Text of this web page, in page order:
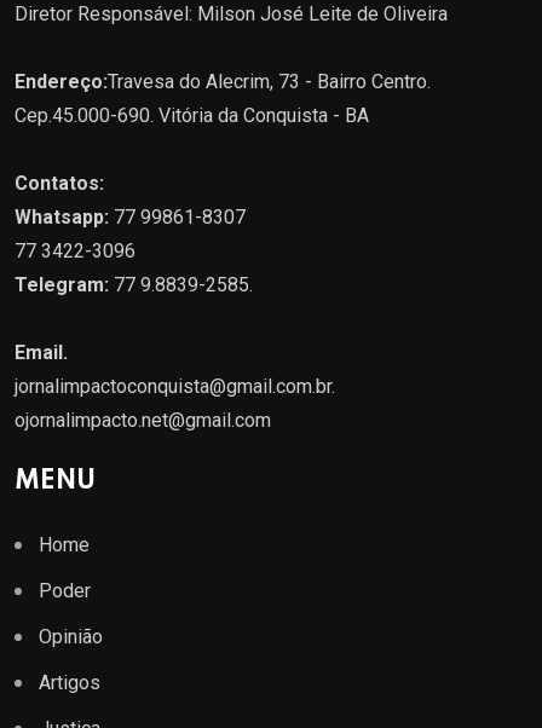
Diretor Responsável: Milson José Leite de Oliveira
Endereço:Travesa do Alecrim, 73 - Bairro Centro.
Cep.45.000-690. Vitória da Conquista - BA
Contatos:
Whatsapp: 77 99861-8307
77 3422-3096
Telegram: 77 9.8839-2585.
Email.
jornalimpactoconquista@gmail.com.br.
ojornalimpacto.net@gmail.com
MENU
Home
Poder
Opinião
Artigos